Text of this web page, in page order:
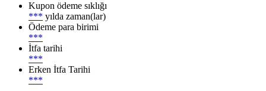
Kupon ödeme sıklığı
*** yılda zaman(lar)
Ödeme para birimi
***
İtfa tarihi
***
Erken İtfa Tarihi
***